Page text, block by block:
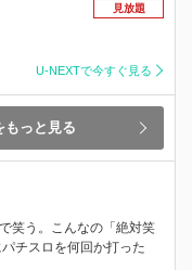
見放題
U-NEXTで今すぐ見る
もっと見る
笑う。こんなの「絶対笑
チスロを何回か打った